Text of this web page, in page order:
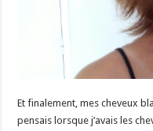
Et finalement, mes cheveux
pensais lorsque j’avais les